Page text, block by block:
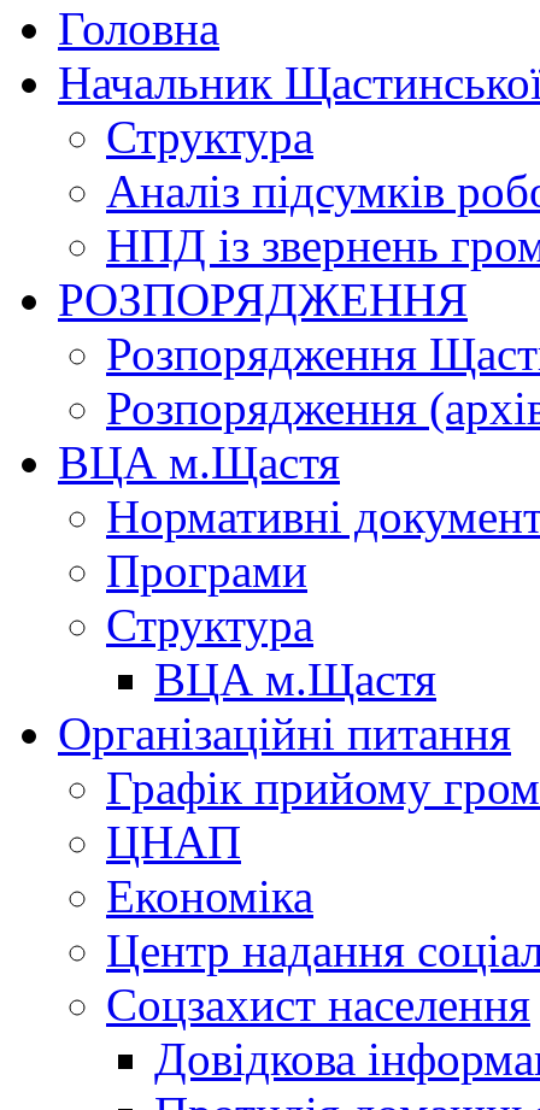
Головна
Начальник
Структура
Аналіз підсумків
НПД із звернень
РОЗПОРЯДЖЕННЯ
Розпорядження
Розпорядження
ВЦА м.Щастя
Нормативні
Програми
Структура
ВЦА м.Щастя
Організаційні питання
Графік прийому
ЦНАП
Економіка
Центр надання
Соцзахист населення
Довідкова